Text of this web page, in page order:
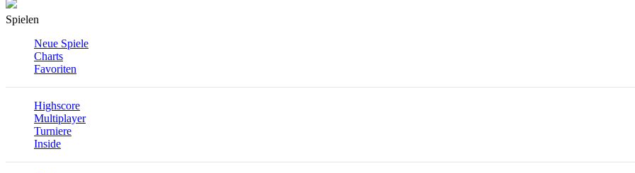
Spielen
Neue Spiele
Charts
Favoriten
Highscore
Multiplayer
Turniere
Inside